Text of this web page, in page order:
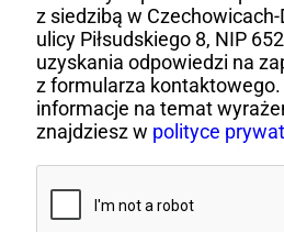
z siedzibą w
ulicy Piłsudskiego 8, NIP
uzyskania odpowiedzi na
z formularza kontaktowego.
informacje na temat
znajdziesz w polityce